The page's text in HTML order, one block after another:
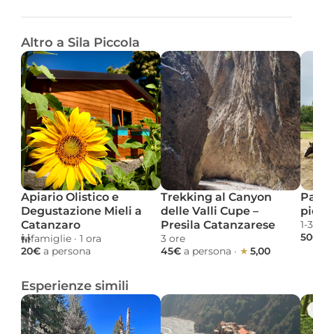
Altro a Sila Piccola
Apiario Olistico e
Degustazione Mieli a
Catanzaro
famiglie · 1 ora
20€ a persona
Trekking al Canyon
delle Valli Cupe –
Presila Catanzarese
3 ore
45€ a persona · ★ 5,00
1-
Esperienze simili